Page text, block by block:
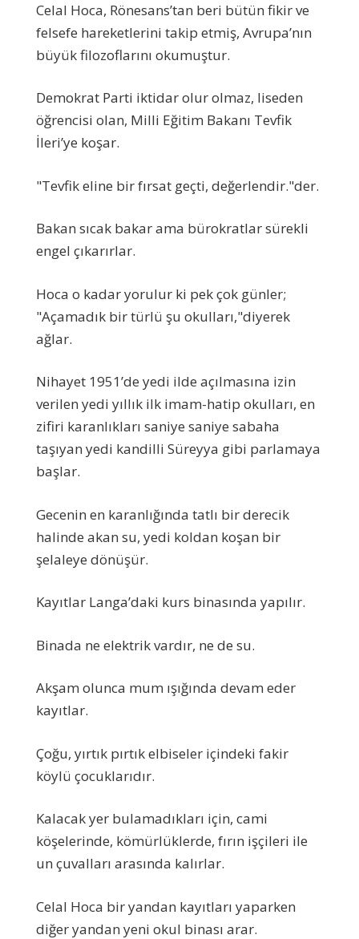
Celal Hoca, Rönesans’tan beri bütün fikir ve
felsefe hareketlerini takip etmiş, Avrupa’nın
büyük filozoflarını okumuştur.
Demokrat Parti iktidar olur olmaz, liseden
öğrencisi olan, Milli Eğitim Bakanı Tevfik
İleri’ye koşar.
"Tevfik eline bir fırsat geçti, değerlendir."der.
Bakan sıcak bakar ama bürokratlar sürekli
engel çıkarırlar.
Hoca o kadar yorulur ki pek çok günler;
"Açamadık bir türlü şu okulları,"diyerek
ağlar.
Nihayet 1951’de yedi ilde açılmasına izin
verilen yedi yıllık ilk imam-hatip okulları, en
zifiri karanlıkları saniye saniye sabaha
taşıyan yedi kandilli Süreyya gibi parlamaya
başlar.
Gecenin en karanlığında tatlı bir derecik
halinde akan su, yedi koldan koşan bir
şelaleye dönüşür.
Kayıtlar Langa’daki kurs binasında yapılır.
Binada ne elektrik vardır, ne de su.
Akşam olunca mum ışığında devam eder
kayıtlar.
Çoğu, yırtık pırtık elbiseler içindeki fakir
köylü çocuklarıdır.
Kalacak yer bulamadıkları için, cami
köşelerinde, kömürlüklerde, fırın işçileri ile
un çuvalları arasında kalırlar.
Celal Hoca bir yandan kayıtları yaparken
diğer yandan yeni okul binası arar.